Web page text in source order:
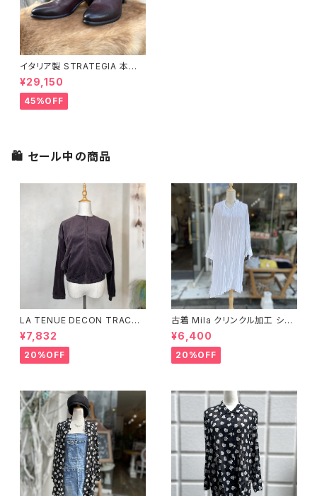
イタリア製 STRATEGIA 本革
レッドブラウン ショートブーツ
¥29,150
45%OFF
🛍 セール中の商品
LA TENUE DECON TRACTE
E ブラウンジャケット
¥7,832
20%OFF
古着 Mila クリンクル加工 シャ
ツワンピース
¥6,400
20%OFF